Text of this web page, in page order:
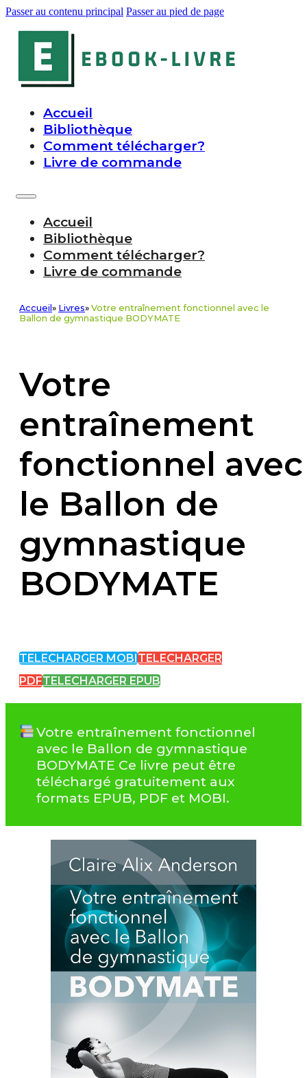
Passer au contenu principal Passer au pied de page
Accueil
Bibliothèque
Comment télécharger?
Livre de commande
Accueil
Bibliothèque
Comment télécharger?
Livre de commande
Accueil » Livres» Votre entraînement fonctionnel avec le
Ballon de gymnastique BODYMATE
Votre
entraînement
fonctionnel avec
le Ballon de
gymnastique
BODYMATE
TELECHARGER MOBI TELECHARGER
PDFTELECHARGER EPUB
Votre entraînement fonctionnel
avec le Ballon de gymnastique
BODYMATE Ce livre peut être
téléchargé gratuitement aux
formats EPUB, PDF et MOBI.